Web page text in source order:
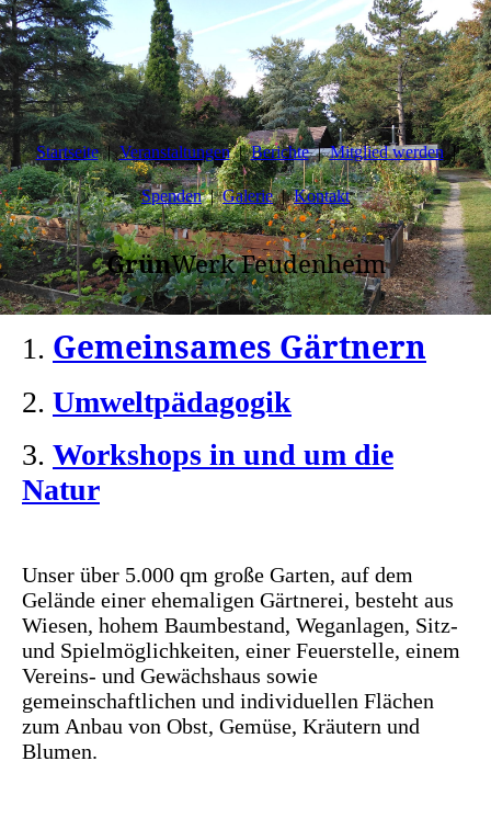
Startseite Veranstaltungen Berichte Mitglied werden
Spenden Galerie Kontakt
GrünWerk Feudenheim
1. Gemeinsames Gärtnern
2. Umweltpädagogik
3. Workshops in und um die
Natur
Unser über 5.000 qm große Garten, auf dem
Gelände einer ehemaligen Gärtnerei, besteht aus
Wiesen, hohem Baumbestand, Weganlagen, Sitz-
und Spielmöglichkeiten, einer Feuerstelle, einem
Vereins- und Gewächshaus sowie
gemeinschaftlichen und individuellen Flächen
zum Anbau von Obst, Gemüse, Kräutern und
Blumen.